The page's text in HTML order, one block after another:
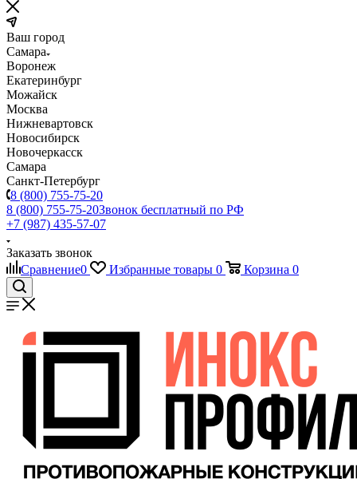
Ваш город
Самара
Воронеж
Екатеринбург
Можайск
Москва
Нижневартовск
Новосибирск
Новочеркасск
Самара
Санкт-Петербург
8 (800) 755-75-20
8 (800) 755-75-20Звонок бесплатный по РФ
+7 (987) 435-57-07
Заказать звонок
Сравнение0 Избранные товары 0 Корзина 0